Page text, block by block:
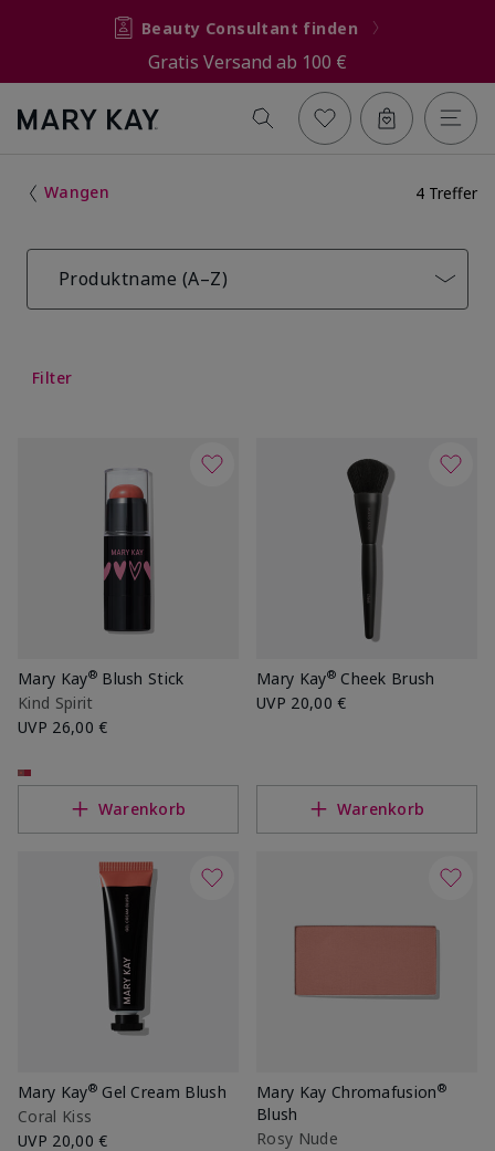
Beauty Consultant finden
Gratis Versand ab 100 €
Wangen 4 Treffer
Produktname (A–Z)
Filter
Mary Kay®Blush Stick
Kind Spirit
UVP 26,00 €
Warenkorb
Mary Kay®Cheek Brush
UVP 20,00 €
Warenkorb
Mary Kay®Gel Cream Blush
Coral Kiss
UVP 20,00 €
Mary Kay Chromafusion®
Blush
Rosy Nude